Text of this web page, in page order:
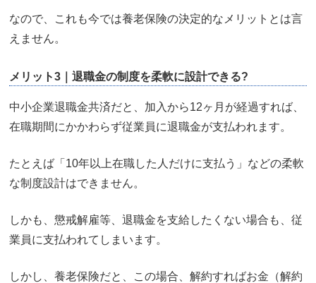
なので、これも今では養老保険の決定的なメリットとは言
えません。
メリット3｜退職金の制度を柔軟に設計できる?
中小企業退職金共済だと、加入から12ヶ月が経過すれば、
在職期間にかかわらず従業員に退職金が支払われます。
たとえば「10年以上在職した人だけに支払う」などの柔軟
な制度設計はできません。
しかも、懲戒解雇等、退職金を支給したくない場合も、従
業員に支払われてしまいます。
しかし、養老保険だと、この場合、解約すればお金（解約